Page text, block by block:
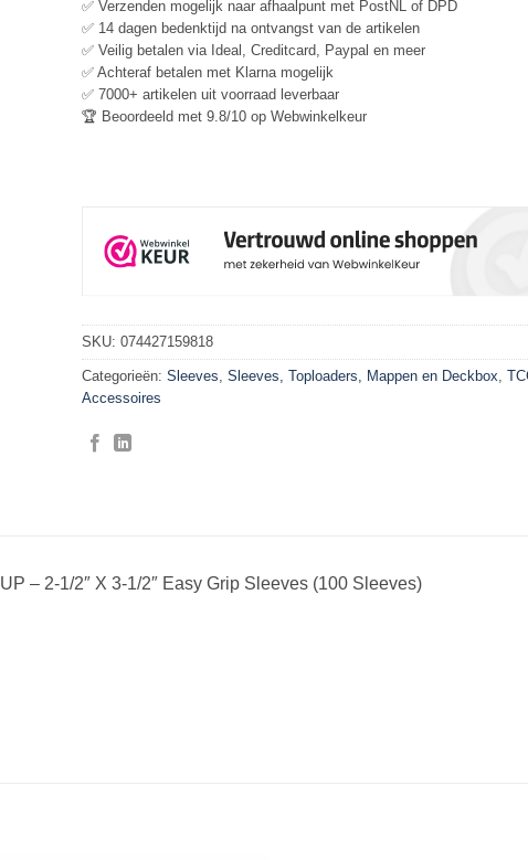
✅ Verzenden mogelijk naar afhaalpunt met PostNL of DPD
✅ 14 dagen bedenktijd na ontvangst van de artikelen
✅ Veilig betalen via Ideal, Creditcard, Paypal en meer
✅ Achteraf betalen met Klarna mogelijk
✅ 7000+ artikelen uit voorraad leverbaar
🏆 Beoordeeld met 9.8/10 op Webwinkelkeur
SKU: 074427159818
Categorieën: Sleeves Sleeves, Toploaders, Mappen en Deckbox
Accessoires
UP – 2-1/2″ X 3-1/2″ Easy Grip Sleeves (100 Sleeves)